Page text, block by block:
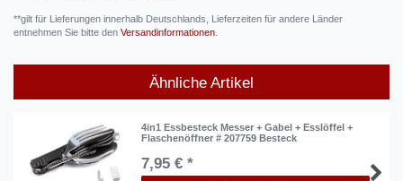
**gilt für Lieferungen innerhalb Deutschlands, Lieferzeiten für andere Länder
entnehmen Sie bitte den Versandinformationen
Ähnliche Artikel
4in1 Essbesteck Messer + Gabel + Esslöffel +
Flaschenöffner # 207759 Besteck
7,95 € *